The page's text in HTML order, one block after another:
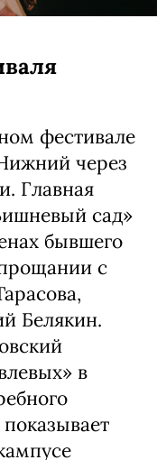
фестивале
через
Главная
сад»
бывшего
с
Белякин.
в